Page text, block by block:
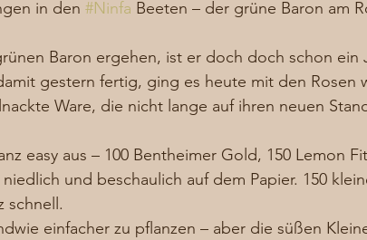
in den #Ninfa Beeten – der grüne Baron am
Baron ergehen, ist er doch doch schon ein
gestern fertig, ging es heute mit den Rosen
Ware, die nicht lange auf ihren neuen
easy aus – 100 Bentheimer Gold, 150 Lemon
und beschaulich auf dem Papier. 150
schnell.
einfacher zu pflanzen – aber die süßen